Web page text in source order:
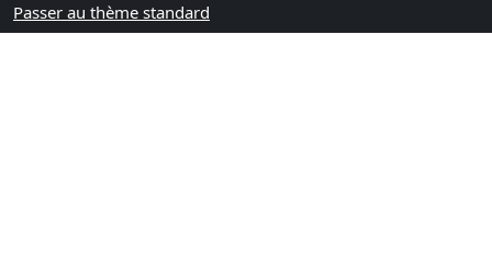
Passer au thème standard